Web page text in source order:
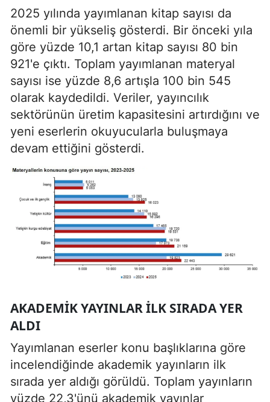
2025 yılında yayımlanan kitap sayısı da
önemli bir yükseliş gösterdi. Bir önceki yıla
göre yüzde 10,1 artan kitap sayısı 80 bin
921'e çıktı. Toplam yayımlanan materyal
sayısı ise yüzde 8,6 artışla 100 bin 545
olarak kaydedildi. Veriler, yayıncılık
sektörünün üretim kapasitesini artırdığını ve
yeni eserlerin okuyucularla buluşmaya
devam ettiğini gösterdi.
AKADEMIK YAYINLAR ILK SIRADA YER
ALDI
Yayımlanan eserler konu başlıklarına göre
incelendiğinde akademik yayınların ilk
sırada yer aldığı görüldü. Toplam yayınların
yüzde 22,3'ünü akademik yayınlar